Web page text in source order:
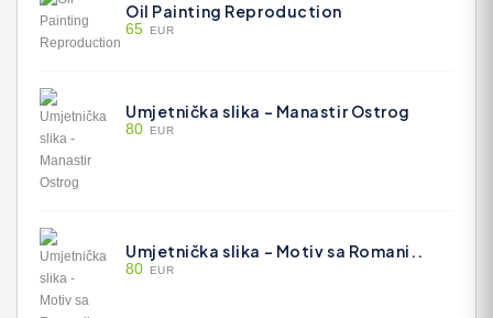
Oil Painting Reproduction
65 EUR
Umjetnička slika - Manastir Ostrog
80 EUR
Umjetnička slika - Motiv sa Romani..
80 EUR